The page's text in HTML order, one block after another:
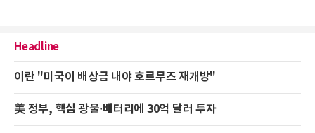
Headline
이란 "미국이 배상금 내야 호르무즈 재개방"
美 정부, 핵심 광물·배터리에 30억 달러 투자